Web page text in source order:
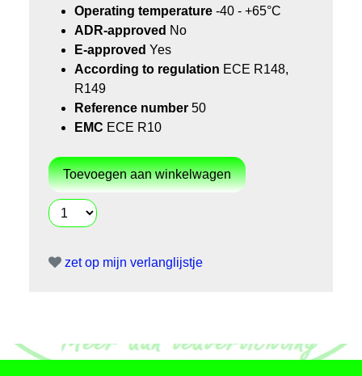
Operating temperature -40 - +65°C
ADR-approved No
E-approved Yes
According to regulation ECE R148,
R149
Reference number 50
EMC ECE R10
zet op mijn verlanglijstje